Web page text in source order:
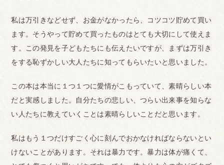
私は万引きなどせず、お金がなかったら、コツコツ貯めて買い
ます。そうやって貯めて買ったものはとても大切にして使えま
す。この発見を子どもたちにも伝えたいですが、まずは万引き
をする恥ずかしい大人たちに知ってもらいたいと思いました。
この本は本当に１つ１つに愛情がこもっていて、素晴らしい本
だと実感しました。自分たちの悲しい、つらい出来事を知らな
い人たちに教えていくことは素晴らしいことだと思います。
私はもう１つだけすごく心に刻んでおかなければならないとい
けないことがあります。それは暴力です。暴力は体が痛くて、